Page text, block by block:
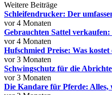
Weitere Beiträge
Schleifendrucker: Der
vor 4 Monaten
Gebrauchten Sattel verkaufen:
vor 4 Monaten
Hufschmied Preise: Was
vor 3 Monaten
Schwingschutz für die
vor 3 Monaten
Die Kandare für Pferde: Alles,